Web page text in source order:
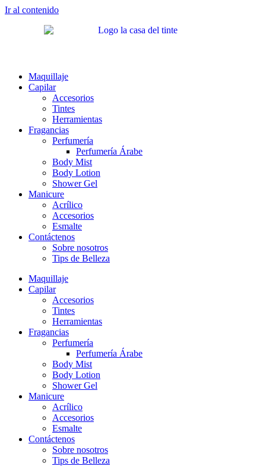
Ir al contenido
Maquillaje
Capilar
Accesorios
Tintes
Herramientas
Fragancias
Perfumería
Perfumería Árabe
Body Mist
Body Lotion
Shower Gel
Manicure
Acrílico
Accesorios
Esmalte
Contáctenos
Sobre nosotros
Tips de Belleza
Maquillaje
Capilar
Accesorios
Tintes
Herramientas
Fragancias
Perfumería
Perfumería Árabe
Body Mist
Body Lotion
Shower Gel
Manicure
Acrílico
Accesorios
Esmalte
Contáctenos
Sobre nosotros
Tips de Belleza